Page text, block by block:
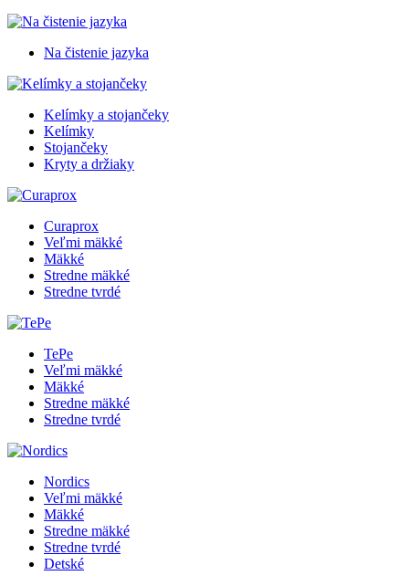
Na čistenie jazyka
Kelímky a stojančeky
Kelímky
Stojančeky
Kryty a držiaky
Curaprox
Veľmi mäkké
Mäkké
Stredne mäkké
Stredne tvrdé
TePe
Veľmi mäkké
Mäkké
Stredne mäkké
Stredne tvrdé
Nordics
Veľmi mäkké
Mäkké
Stredne mäkké
Stredne tvrdé
Detské